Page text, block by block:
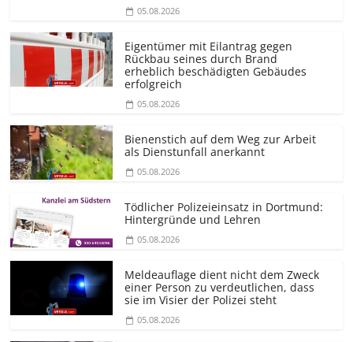
05.08.2026
Eigentümer mit Eilantrag gegen
Rückbau seines durch Brand
erheblich beschädigten Gebäudes
erfolgreich
05.08.2026
Bienenstich auf dem Weg zur Arbeit
als Dienstunfall anerkannt
05.08.2026
Tödlicher Polizeieinsatz in Dortmund:
Hintergründe und Lehren
05.08.2026
Meldeauflage dient nicht dem Zweck
einer Person zu verdeutlichen, dass
sie im Visier der Polizei steht
05.08.2026